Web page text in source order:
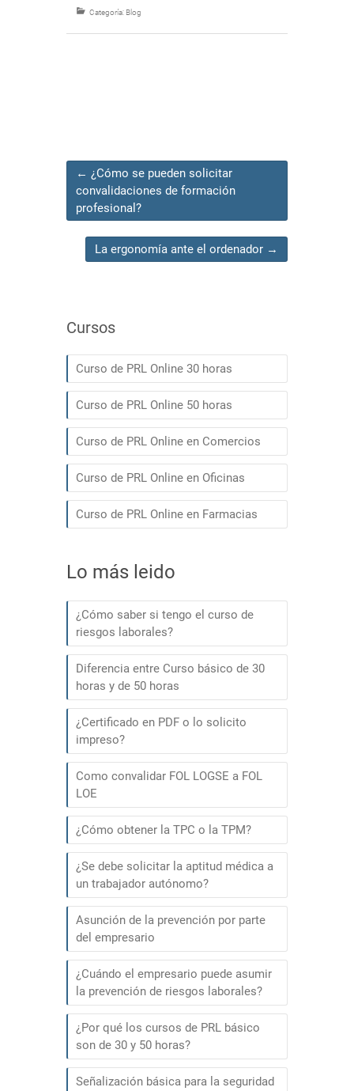
Categoría: Blog
← ¿Cómo se pueden solicitar
convalidaciones de formación
profesional?
La ergonomía ante el ordenador →
Cursos
Curso de PRL Online 30 horas
Curso de PRL Online 50 horas
Curso de PRL Online en Comercios
Curso de PRL Online en Oficinas
Curso de PRL Online en Farmacias
Lo más leido
¿Cómo saber si tengo el curso de
riesgos laborales?
Diferencia entre Curso básico de 30
horas y de 50 horas
¿Certificado en PDF o lo solicito
impreso?
Como convalidar FOL LOGSE a FOL
LOE
¿Cómo obtener la TPC o la TPM?
¿Se debe solicitar la aptitud médica a
un trabajador autónomo?
Asunción de la prevención por parte
del empresario
¿Cuándo el empresario puede asumir
la prevención de riesgos laborales?
¿Por qué los cursos de PRL básico
son de 30 y 50 horas?
Señalización básica para la seguridad